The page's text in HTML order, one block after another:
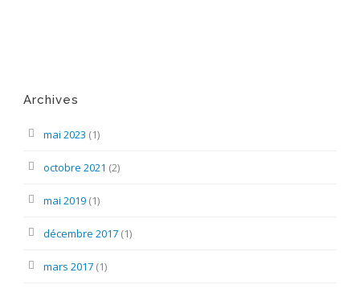
Archives
mai 2023 (1)
octobre 2021 (2)
mai 2019 (1)
décembre 2017 (1)
mars 2017 (1)